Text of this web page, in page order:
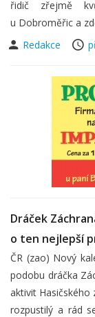
řidič zřejmě
u Dobroměřic a
Redakce
Dráček
o ten nejlepší
ČR (zao) Nový
podobu dráčka
aktivit Hasičského
rozpustilý a rád